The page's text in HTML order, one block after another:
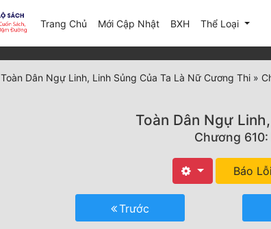
Trang Chủ Mới Cập Nhật(current)
BXH Thể Loại
Toàn Dân Ngự Linh, Linh Sủng Của Ta Là Nữ Cương Thi »
Toàn Dân Ngự
Chương
Báo Lỗi
Trước